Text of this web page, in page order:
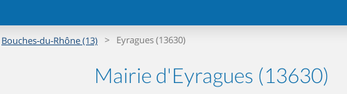
Bouches-du-Rhône (13) > Eyragues (13630)
Mairie d'Eyragues (13630)